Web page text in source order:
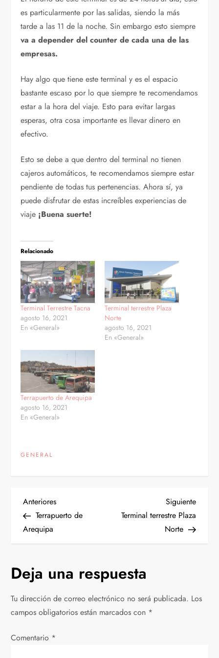
es particularmente por las salidas, siendo la más
tarde a las 11 de la noche. Sin embargo esto siempre
va a depender del counter de cada una de las
empresas.
Hay algo que tiene este terminal y es el espacio
bastante escaso por lo que siempre te recomendamos
estar a la hora del viaje. Esto para evitar largas
esperas, otra cosa importante es llevar dinero en
efectivo.
Esto se debe a que dentro del terminal no tienen
cajeros automáticos, te recomendamos siempre estar
pendiente de todas tus pertenencias. Ahora sí, ya
puede disfrutar de estas increíbles experiencias de
viaje ¡Buena suerte!
Relacionado
Terminal Terrestre Tacna
agosto 16, 2021
En «General»
Terminal terrestre Plaza
Norte
agosto 16, 2021
En «General»
Terrapuerto de Arequipa
agosto 16, 2021
En «General»
GENERAL
N
a
e
g
a
c
Entrada
anterior
Anteriores
Terrapuerto de
Arequipa
Siguiente
Terminal terrestre Plaza
Norte
Deja una respuesta
Tu dirección de correo electrónico no será publicada. Los
campos obligatorios están marcados con *
Comentario *